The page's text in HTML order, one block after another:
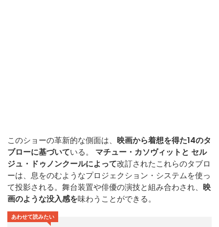
このショーの革新的な側面は、 映画から着想を得た14のタ
ブローに基づいている。 マチュー・カソヴィットと セル
ジュ・ドゥノンクールによって改訂されたこれらのタブロ
ーは、息をのむようなプロジェクション・システムを使っ
て投影される。舞台装置や俳優の演技と組み合わされ、 映
画のような没入感を味わうことができる。
あわせて読みたい